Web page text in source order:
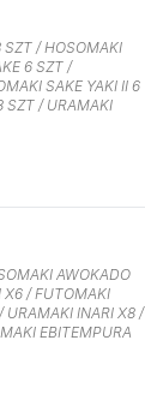
/ HOSOMAKI
6 SZT /
SAKE YAKI II 6
SZT / URAMAKI
AWOKADO
X6 / FUTOMAKI
URAMAKI INARI X8 /
EBITEMPURA